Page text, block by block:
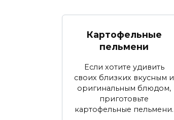
Картофельные
пельмени
Если хотите удивить
своих близких вкусным и
оригинальным блюдом,
приготовьте
картофельные пельмени.